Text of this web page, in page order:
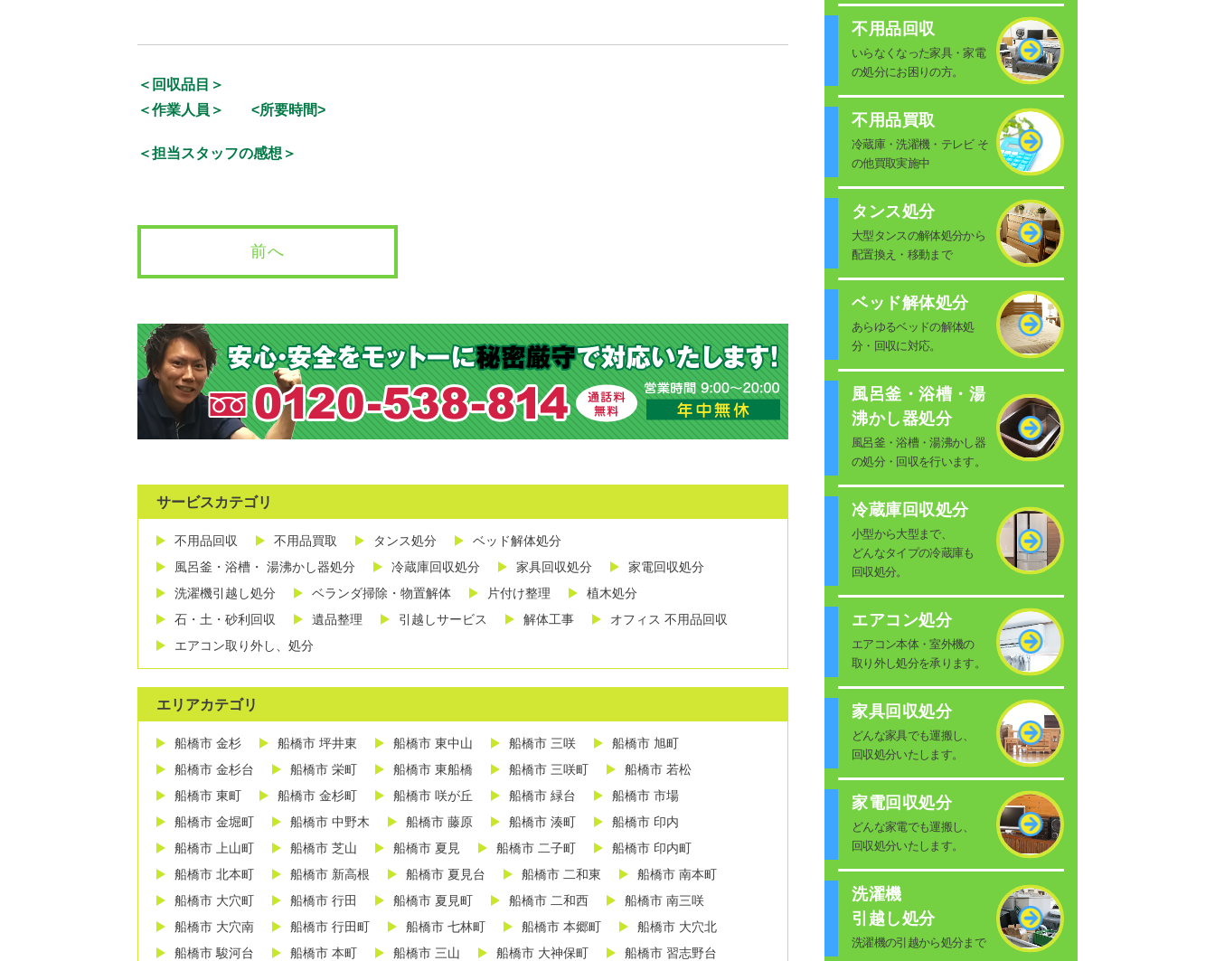
＜回収品目＞
＜作業人員＞
<所要時間>
＜担当スタッフの感想＞
前へ
サービスカテゴリ
不用品回収 不用品買取 タンス処分
ベッド解体処分
風呂釜・浴槽・ 湯沸かし器処分
冷蔵庫回収処分 家具回収処分
家電回収処分
洗濯機引越し処分
ベランダ掃除・物置解体 片付け整理
植木処分
石・土・砂利回収
遺品整理 引越しサービス 解体工事
オフィス 不用品回収
エアコン取り外し、処分
エリアカテゴリ
船橋市 金杉 船橋市 坪井東 船橋市 東中山 船橋市 三咲
船橋市 旭町
船橋市 金杉台
船橋市 栄町 船橋市 東船橋 船橋市 三咲町
船橋市 若松
船橋市 東町
船橋市 金杉町 船橋市 咲が丘 船橋市 緑台
船橋市 市場
船橋市 金堀町
船橋市 中野木 船橋市 藤原 船橋市 湊町
船橋市 印内
船橋市 上山町
船橋市 芝山 船橋市 夏見 船橋市 二子町
船橋市 印内町
船橋市 北本町
船橋市 新高根 船橋市 夏見台 船橋市 二和東
船橋市 南本町
船橋市 大穴町
船橋市 行田 船橋市 夏見町 船橋市 二和西
船橋市 南三咲
船橋市 大穴南
船橋市 行田町 船橋市 七林町 船橋市 本郷町
船橋市 大穴北
船橋市 駿河台
船橋市 本町 船橋市 三山 船橋市 大神保町
船橋市 習志野台
不用品回収
いらなくなった家具・家電
の処分にお困りの方。
不用品買取
冷蔵庫・洗濯機・テレビ そ
の他買取実施中
タンス処分
大型タンスの解体処分から
配置換え・移動まで
ベッド解体処分
あらゆるベッドの解体処
分・回収に対応。
風呂釜・浴槽・湯
沸かし器処分
風呂釜・浴槽・湯沸かし器
の処分・回収を行います。
冷蔵庫回収処分
小型から大型まで、
どんなタイプの冷蔵庫も
回収処分。
エアコン処分
エアコン本体・室外機の
取り外し処分を承ります。
家具回収処分
どんな家具でも運搬し、
回収処分いたします。
家電回収処分
どんな家電でも運搬し、
回収処分いたします。
洗濯機
引越し処分
洗濯機の引越から処分まで